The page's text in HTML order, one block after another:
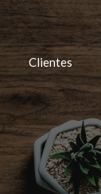
Clientes